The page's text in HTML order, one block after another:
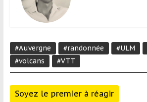
#Auvergne #randonnée #ULM
#volcans
#VTT
Soyez le premier à réagir